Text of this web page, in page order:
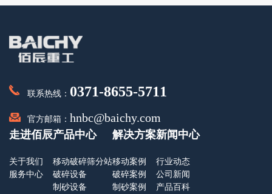
联系热线： 0371-8655-5711
官方邮箱： hnbc@baichy.com
走进佰辰
关于我们
服务中心
产品中心
移动破碎筛分站
破碎设备
制砂设备
解决方案
移动案例
破碎案例
制砂案例
新闻中心
行业动态
公司新闻
产品百科